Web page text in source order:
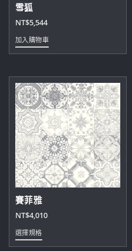
雪狐
NT$5,544
加入購物車
賽菲雅
NT$4,010
選擇規格此
產